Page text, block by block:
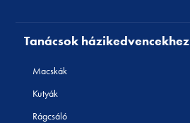
Tanácsok házikedvencekhez
Macskák
Kutyák
Rágcsáló